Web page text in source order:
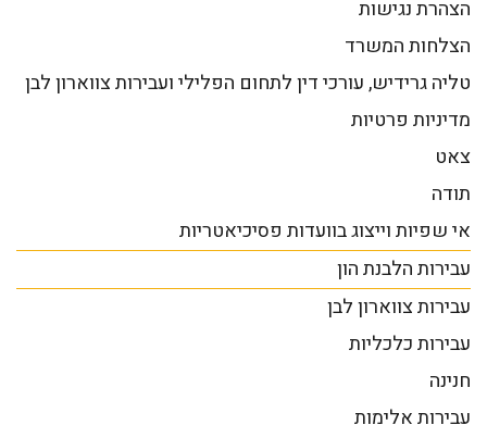
הצהרת נגישות
הצלחות המשרד
טליה גרידיש, עורכי דין לתחום הפלילי ועבירות צווארון לבן
מדיניות פרטיות
צאט
תודה
אי שפיות וייצוג בוועדות פסיכיאטריות
עבירות הלבנת הון
עבירות צווארון לבן
עבירות כלכליות
חנינה
עבירות אלימות